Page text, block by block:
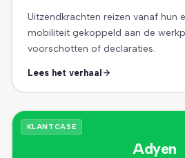
Uitzendkrachten reizen vanaf hun
mobiliteit gekoppeld aan de
voorschotten of declaraties.
Lees het verhaal
KLANTCASE
Adyen